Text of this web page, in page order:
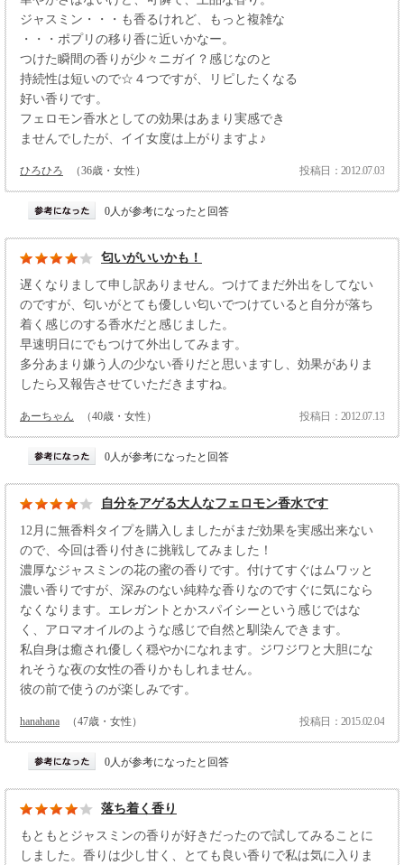
ジャスミン・・・も香るけれど、もっと複雑な
・・・ポプリの移り香に近いかなー。
つけた瞬間の香りが少々ニガイ？感じなのと
持続性は短いので☆４つですが、リピしたくなる
好い香りです。
フェロモン香水としての効果はあまり実感でき
ませんでしたが、イイ女度は上がりますよ♪
ひろひろ （36歳・女性） 投稿日：2012.07.03
0人が参考になったと回答
匂いがいいかも！
遅くなりまして申し訳ありません。つけてまだ外出をしてない
のですが、匂いがとても優しい匂いでつけていると自分が落ち
着く感じのする香水だと感じました。
早速明日にでもつけて外出してみます。
多分あまり嫌う人の少ない香りだと思いますし、効果がありま
したら又報告させていただきますね。
あーちゃん （40歳・女性） 投稿日：2012.07.13
0人が参考になったと回答
自分をアゲる大人なフェロモン香水です
12月に無香料タイプを購入しましたがまだ効果を実感出来ない
ので、今回は香り付きに挑戦してみました！
濃厚なジャスミンの花の蜜の香りです。付けてすぐはムワッと
濃い香りですが、深みのない純粋な香りなのですぐに気になら
なくなります。エレガントとかスパイシーという感じではな
く、アロマオイルのような感じで自然と馴染んできます。
私自身は癒され優しく穏やかになれます。ジワジワと大胆にな
れそうな夜の女性の香りかもしれません。
彼の前で使うのが楽しみです。
hanahana （47歳・女性） 投稿日：2015.02.04
0人が参考になったと回答
落ち着く香り
もともとジャスミンの香りが好きだったので試してみることに
しました。香りは少し甘く、とても良い香りで私は気に入りま